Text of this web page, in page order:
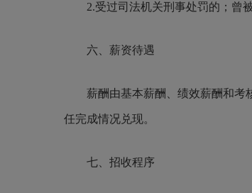
2.受过司法机关刑事处罚的；曾
六、薪资待遇
薪酬由基本薪酬、绩效薪酬和考
任完成情况兑现。
七、 招收程序